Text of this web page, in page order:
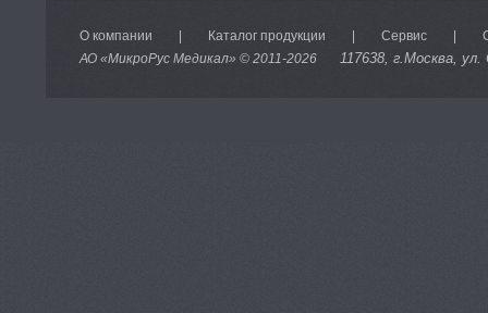
О компании Каталог продукции Сервис
АО «МикроРус Медикал» © 2011-2026 117638, г.Москва, ул.